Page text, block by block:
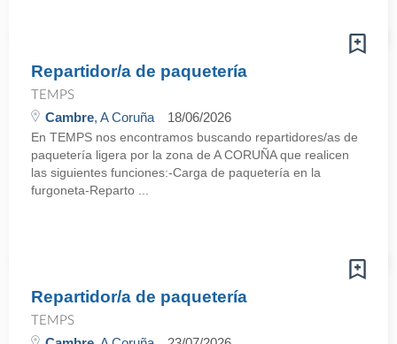
Repartidor/a de paquetería
TEMPS
Cambre, A Coruña 18/06/2026
En TEMPS nos encontramos buscando repartidores/as de
paquetería ligera por la zona de A CORUÑA que realicen
las siguientes funciones:-Carga de paquetería en la
furgoneta-Reparto ...
Repartidor/a de paquetería
TEMPS